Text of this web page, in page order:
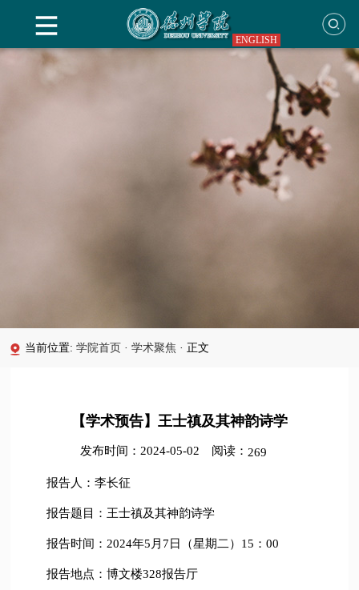
ENGLISH
当前位置:学院首页 · 学术聚焦 · 正文
​【学术预告】王士禛及其神韵诗学
发布时间：2024-05-02 阅读： 269
报告人：李长征
报告题目：王士禛及其神韵诗学
报告时间：2024年5月7日（星期二）15：00
报告地点：博文楼328报告厅